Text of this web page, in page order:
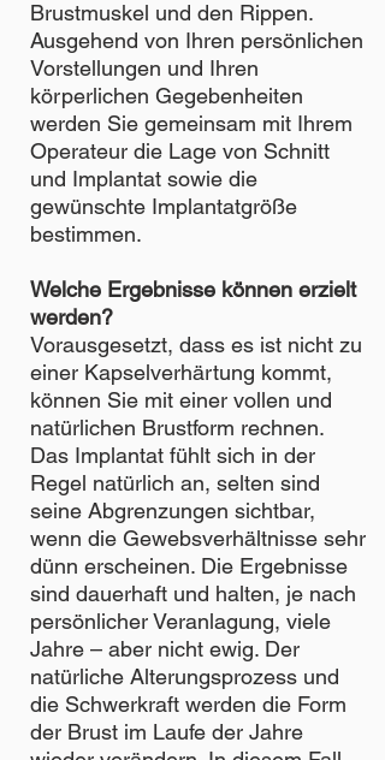
Brustmuskel und den Rippen.
Ausgehend von Ihren persönlichen
Vorstellungen und Ihren
körperlichen Gegebenheiten
werden Sie gemeinsam mit Ihrem
Operateur die Lage von Schnitt
und Implantat sowie die
gewünschte Implantatgröße
bestimmen.
Welche Ergebnisse können erzielt
werden?
Vorausgesetzt, dass es ist nicht zu
einer Kapselverhärtung kommt,
können Sie mit einer vollen und
natürlichen Brustform rechnen.
Das Implantat fühlt sich in der
Regel natürlich an, selten sind
seine Abgrenzungen sichtbar,
wenn die Gewebsverhältnisse sehr
dünn erscheinen. Die Ergebnisse
sind dauerhaft und halten, je nach
persönlicher Veranlagung, viele
Jahre – aber nicht ewig. Der
natürliche Alterungsprozess und
die Schwerkraft werden die Form
der Brust im Laufe der Jahre